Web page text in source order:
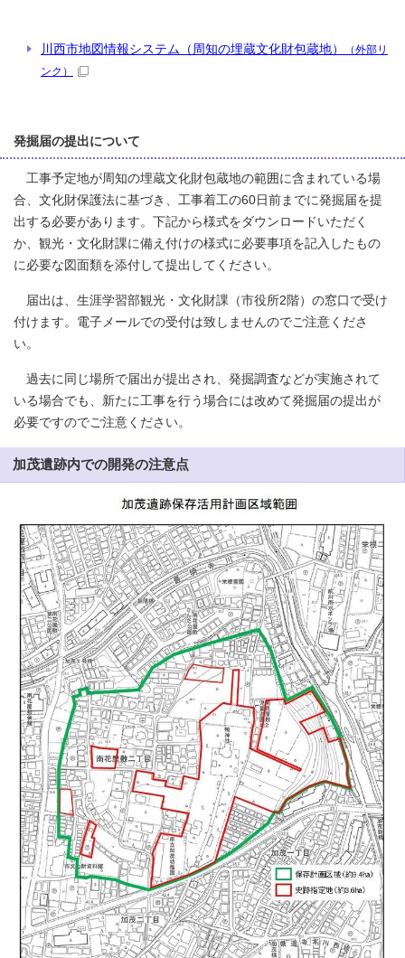
川西市地図情報システム（周知の埋蔵文化財包蔵地）
（外部リ
ンク）
発掘届の提出について
工事予定地が周知の埋蔵文化財包蔵地の範囲に含まれている場
合、文化財保護法に基づき、工事着工の60日前までに発掘届を提
出する必要があります。下記から様式をダウンロードいただく
か、観光・文化財課に備え付けの様式に必要事項を記入したもの
に必要な図面類を添付して提出してください。
届出は、生涯学習部観光・文化財課（市役所2階）の窓口で受け
付けます。電子メールでの受付は致しませんのでご注意くださ
い。
過去に同じ場所で届出が提出され、発掘調査などが実施されて
いる場合でも、新たに工事を行う場合には改めて発掘届の提出が
必要ですのでご注意ください。
加茂遺跡内での開発の注意点